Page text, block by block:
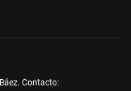
Contacto: